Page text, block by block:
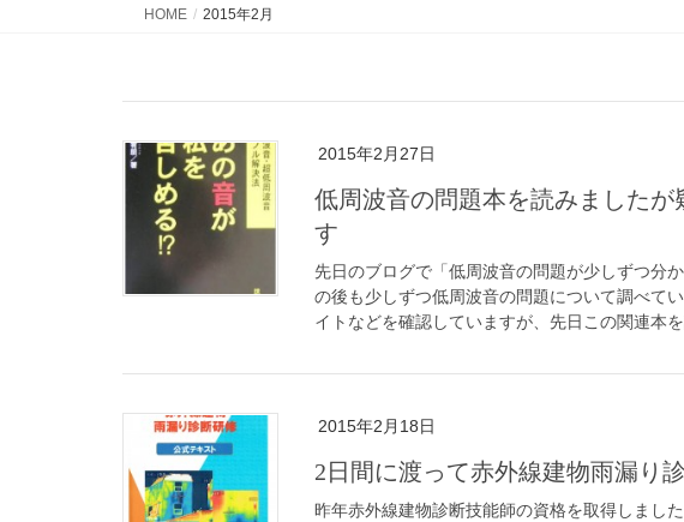
HOME 2015年2月
2015年2月27日
低周波音の問題本を読みましたが
す
先日のブログで「低周波音の問題が少しずつ分
の後も少しずつ低周波音の問題について調べて
イトなどを確認していますが、先日この関連本
2015年2月18日
2日間に渡って赤外線建物雨漏り
昨年赤外線建物診断技能師の資格を取得しまし